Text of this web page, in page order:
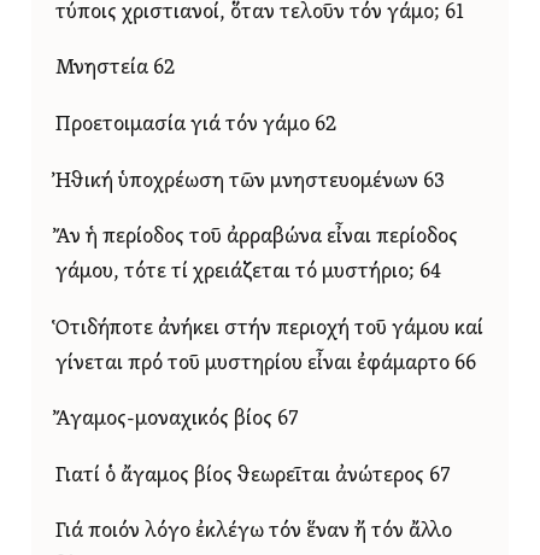
τύποις χριστιανοί, ὅταν τελοῦν τόν γάμο; 61
Μνηστεία 62
Προετοιμασία γιά τόν γάμο 62
Ἠθική ὑποχρέωση τῶν μνηστευομένων 63
Ἄν ἡ περίοδος τοῦ ἀρραβώνα εἶναι περίοδος
γάμου, τότε τί χρειάζεται τό μυστήριο; 64
Ὁτιδήποτε ἀνήκει στήν περιοχή τοῦ γάμου καί
γίνεται πρό τοῦ μυστηρίου εἶναι ἐφάμαρτο 66
Ἄγαμος-μοναχικός βίος 67
Γιατί ὁ ἄγαμος βίος θεωρεῖται ἀνώτερος 67
Γιά ποιόν λόγο ἐκλέγω τόν ἕναν ἤ τόν ἄλλο